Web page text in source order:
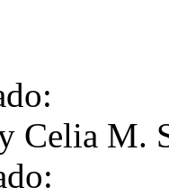
Celia M.